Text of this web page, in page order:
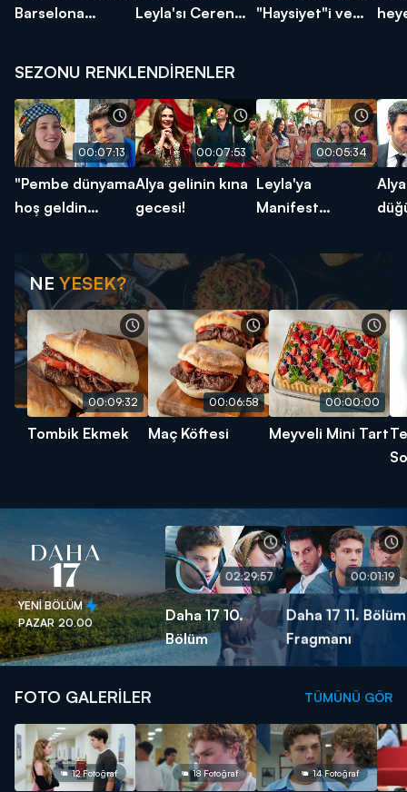
Barselona
Leyla'sı Ceren
kutlama!
"Haysiyet"i ve
SEZONU RENKLENDİRENLER
00:07:13
"Pembe dünyama
hoş geldin
00:07:53
Alya gelinin kına
gecesi!
00:05:34
Leyla'ya
Manifest
NE YESEK?
00:09:32
Tombik Ekmek
00:06:58
Maç Köftesi
00:00:00
Meyveli Mini Tart
YENİ BÖLÜM
PAZAR20.00
02:29:57
Daha 17 10.
Bölüm
00:01:19
Daha 17 11. Bölüm
Fragmanı
FOTO GALERİLER TÜMÜNÜ GÖR
12 Fotoğraf 18 Fotoğraf 14 Fotoğraf